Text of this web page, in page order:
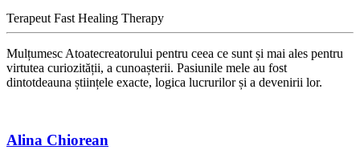
Terapeut Fast Healing Therapy
Mulțumesc Atoatecreatorului pentru ceea ce sunt și mai ales pentru
virtutea curiozității, a cunoașterii. Pasiunile mele au fost
dintotdeauna științele exacte, logica lucrurilor și a devenirii lor.
Alina Chiorean